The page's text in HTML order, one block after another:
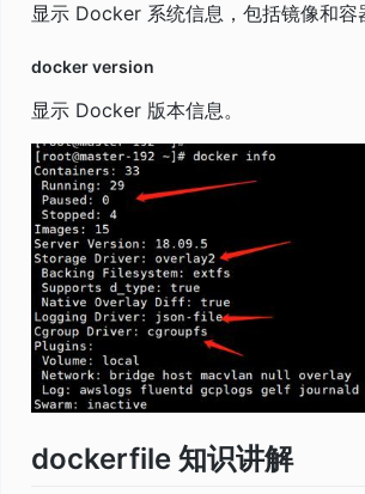
显示 Docker 系统信息，包括镜像和容
docker version
显示 Docker 版本信息。
dockerfile 知识讲解